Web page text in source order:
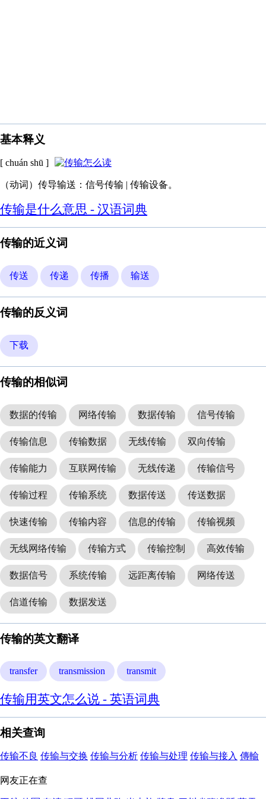
基本释义
[ chuán shū ]
（动词）传导输送：信号传输 | 传输设备。
传输是什么意思 - 汉语词典
传输的近义词
传送 传递 传播 输送
传输的反义词
下载
传输的相似词
数据的传输 网络传输 数据传输 信号传输
传输信息 传输数据 无线传输 双向传输
传输能力 互联网传输 无线传递 传输信号
传输过程 传输系统 数据传送 传送数据
快速传输 传输内容 信息的传输 传输视频
无线网络传输 传输方式 传输控制 高效传输
数据信号 系统传输 远距离传输 网络传送
信道传输 数据发送
传输的英文翻译
transfer transmission transmit
传输用英文怎么说 - 英语词典
相关查询
传输不良 传输与交换 传输与分析 传输与处理 传输与接入 傳輸
网友正在查